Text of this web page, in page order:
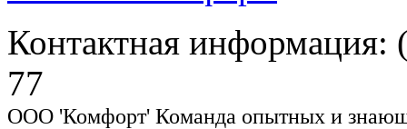
Контактная
77
ООО 'Комфорт' Команда опытных и